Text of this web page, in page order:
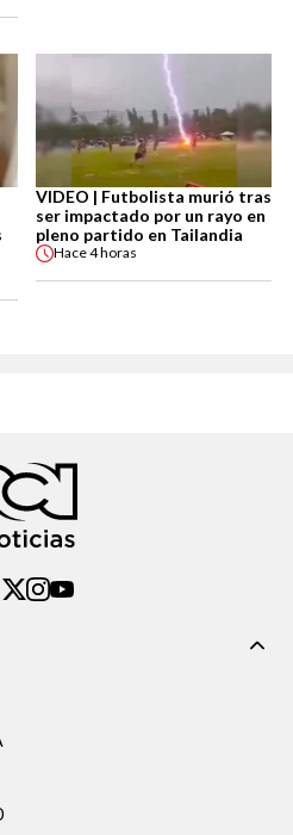
VIDEO | Futbolista murió tras
ser impactado por un rayo en
pleno partido en Tailandia
Hace4 horas